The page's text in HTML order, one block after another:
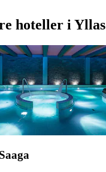
hoteller i Yllas